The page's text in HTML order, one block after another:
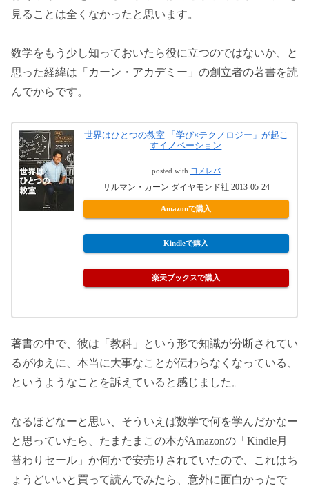
見ることは全くなかったと思います。
数学をもう少し知っておいたら役に立つのではないか、と
思った経緯は「カーン・アカデミー」の創立者の著書を読
んでからです。
世界はひとつの教室 「学び×テクノロジー」が起こ
すイノベーション
posted with ヨメレバ
サルマン・カーン ダイヤモンド社 2013-05-24
Amazonで購入
Kindleで購入
楽天ブックスで購入
著書の中で、彼は「教科」という形で知識が分断されてい
るがゆえに、本当に大事なことが伝わらなくなっている、
というようなことを訴えていると感じました。
なるほどなーと思い、そういえば数学で何を学んだかなー
と思っていたら、たまたまこの本がAmazonの「Kindle月
替わりセール」か何かで安売りされていたので、これはち
ょうどいいと買って読んでみたら、意外に面白かったで